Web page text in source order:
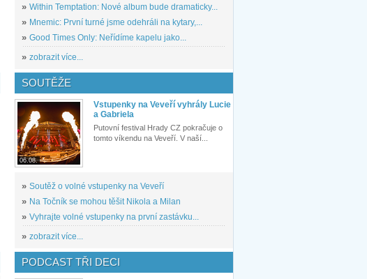
» Within Temptation: Nové album bude dramaticky...
» Mnemic: První turné jsme odehráli na kytary,...
» Good Times Only: Neřídíme kapelu jako...
» zobrazit více...
SOUTĚŽE
06.08.
Vstupenky na Veveří vyhrály Lucie
a Gabriela
Putovní festival Hrady CZ pokračuje o
tomto víkendu na Veveří. V naší...
» Soutěž o volné vstupenky na Veveří
» Na Točník se mohou těšit Nikola a Milan
» Vyhrajte volné vstupenky na první zastávku...
» zobrazit více...
PODCAST TŘI DECI